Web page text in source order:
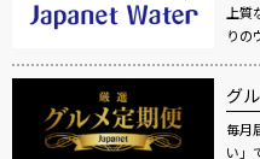
上
りの
グ
毎月
い」